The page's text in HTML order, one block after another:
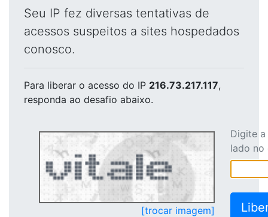
Seu IP fez diversas tentativas de
acessos suspeitos a sites hospedados
conosco.
Para liberar o acesso do IP 216.73.217.117,
responda ao desafio abaixo.
[trocar imagem]
Digite
lado no